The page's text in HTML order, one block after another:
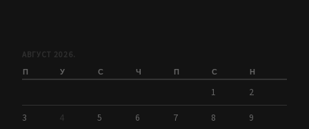
АВГУСТ 2026.
П У С Ч П С Н
1 2
3 4 5 6 7 8 9